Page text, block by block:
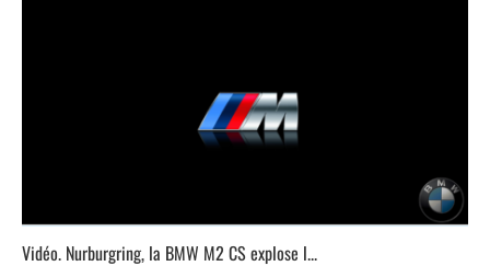
Vidéo. Nurburgring, la BMW M2 CS explose l...